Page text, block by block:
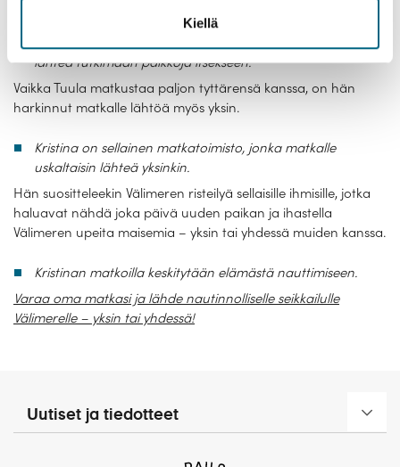
Kiellä
matkaseurueensa kanssa tai yksin. Kun matkanjohtaja on
lähteä tutkimaan paikkoja itsekseen.
Vaikka Tuula matkustaa paljon tyttärensä kanssa, on hän
harkinnut matkalle lähtöä myös yksin.
Kristina on sellainen matkatoimisto, jonka matkalle
uskaltaisin lähteä yksinkin.
Hän suositteleekin Välimeren risteilyä sellaisille ihmisille, jotka
haluavat nähdä joka päivä uuden paikan ja ihastella
Välimeren upeita maisemia – yksin tai yhdessä muiden kanssa.
Kristinan matkoilla keskitytään elämästä nauttimiseen.
Varaa oma matkasi ja lähde nautinnolliselle seikkailulle
Välimerelle – yksin tai yhdessä!
Uutiset ja tiedotteet